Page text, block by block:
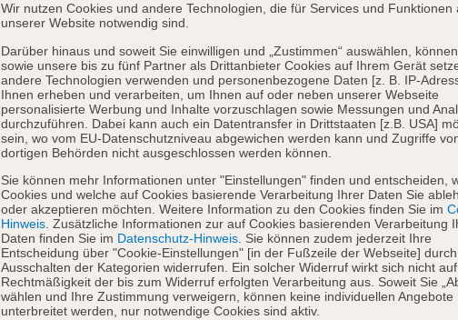
Wir nutzen Cookies und andere Technologien, die für Services und Funktionen
unserer Website notwendig sind.
Darüber hinaus und soweit Sie einwilligen und „Zustimmen“ auswählen,
sowie unsere bis zu fünf Partner als Drittanbieter Cookies auf Ihrem Gerät
andere Technologien verwenden und personenbezogene Daten [z. B. IP-
Ihnen erheben und verarbeiten, um Ihnen auf oder neben unserer Webseite
personalisierte Werbung und Inhalte vorzuschlagen sowie Messungen und
durchzuführen. Dabei kann auch ein Datentransfer in Drittstaaten [z.B. USA]
sein, wo vom EU-Datenschutzniveau abgewichen werden kann und Zugriffe
dortigen Behörden nicht ausgeschlossen werden können.
Sie können mehr Informationen unter "Einstellungen" finden und entscheiden,
Cookies und welche auf Cookies basierende Verarbeitung Ihrer Daten Sie
oder akzeptieren möchten. Weitere Information zu den Cookies finden Sie im
Hinweis . Zusätzliche Informationen zur auf Cookies basierenden Verarbeitung
Daten finden Sie im Datenschutz-Hinweis . Sie können zudem jederzeit Ihre
Entscheidung über "Cookie-Einstellungen" [in der Fußzeile der Webseite] durch
Ausschalten der Kategorien widerrufen. Ein solcher Widerruf wirkt sich nicht
Rechtmäßigkeit der bis zum Widerruf erfolgten Verarbeitung aus. Soweit Sie
wählen und Ihre Zustimmung verweigern, können keine individuellen Angebote
unterbreitet werden, nur notwendige Cookies sind aktiv.